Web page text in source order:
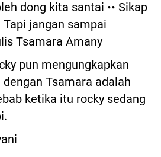
dong kita santai •• Sikap
jangan sampai
Tsamara Amany
pun mengungkapkan
Tsamara adalah
ketika itu rocky sedang